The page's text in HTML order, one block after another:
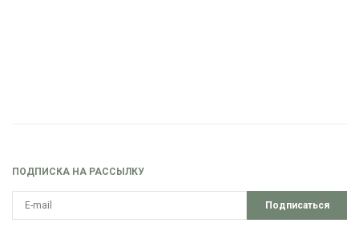
ПОДПИСКА НА РАССЫЛКУ
Подписаться